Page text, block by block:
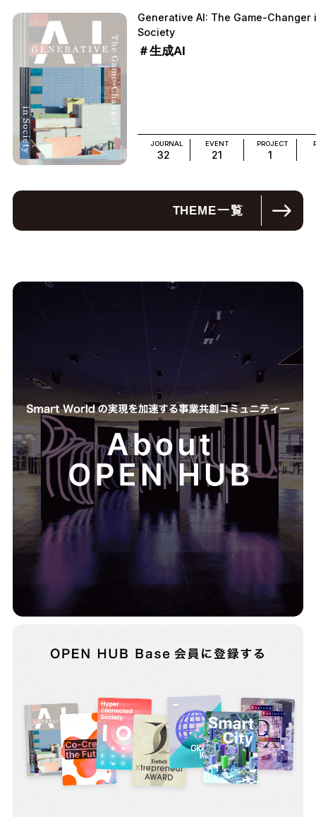
Generative AI: The Game-Changer
Society
＃生成AI
JOURNAL
32
EVENT
21
PROJECT
1
THEME一覧